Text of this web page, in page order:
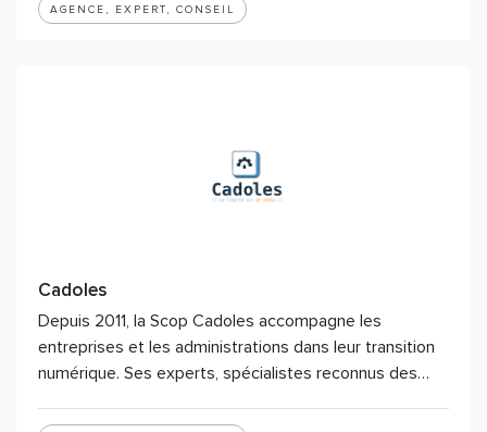
AGENCE, EXPERT, CONSEIL
Cadoles
Depuis 2011, la Scop Cadoles accompagne les
entreprises et les administrations dans leur transition
numérique. Ses experts, spécialistes reconnus des…